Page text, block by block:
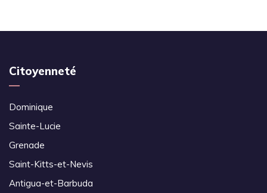
Citoyenneté
Dominique
Sainte-Lucie
Grenade
Saint-Kitts-et-Nevis
Antigua-et-Barbuda